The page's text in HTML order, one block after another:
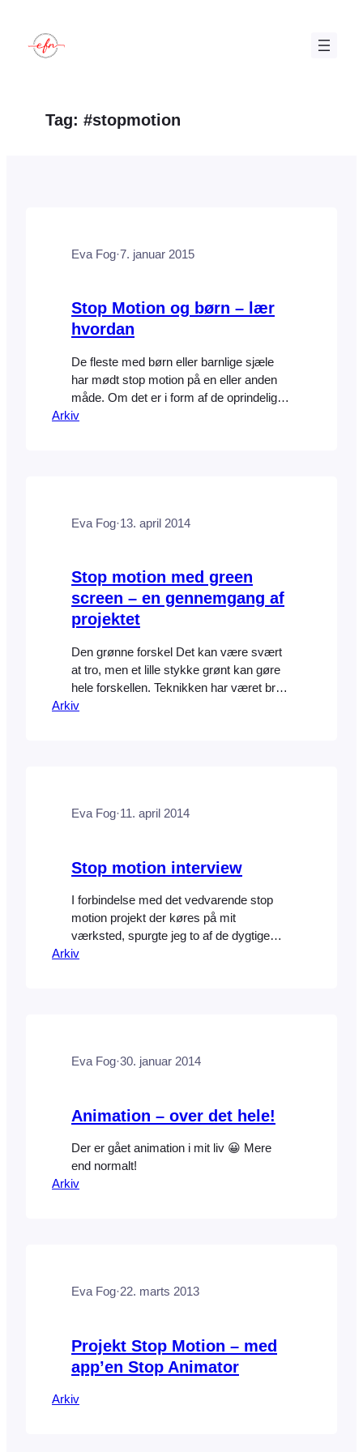
indhold
Tag: #stopmotion
Eva Fog·7. januar 2015
Stop Motion og børn – lær
hvordan
De fleste med børn eller barnlige sjæle
har mødt stop motion på en eller anden
måde. Om det er i form af de oprindelige
Godzilla film, F for Får, Coraline eller et af
Arkiv
Eva Fog·13. april 2014
Stop motion med green
screen – en gennemgang af
projektet
Den grønne forskel Det kan være svært
at tro, men et lille stykke grønt kan gøre
hele forskellen. Teknikken har været brugt
til film og tv i årevis, og med fremkomsten
Arkiv
Eva Fog·11. april 2014
Stop motion interview
I forbindelse med det vedvarende stop
motion projekt der køres på mit
værksted, spurgte jeg to af de dygtige
piger om jeg måtte interviewe dem om
Arkiv
Eva Fog·30. januar 2014
Animation – over det hele!
Der er gået animation i mit liv 😀 Mere
end normalt!
Arkiv
Eva Fog·22. marts 2013
Projekt Stop Motion – med
app’en Stop Animator
Arkiv